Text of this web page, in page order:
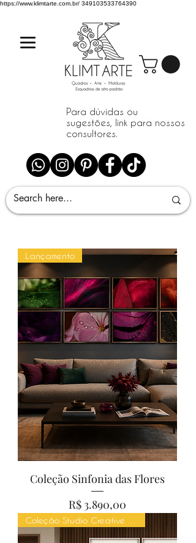
https://www.klimtarte.com.br/ 349103533764390
Para dúvidas ou
sugestões, link para nossos
consultores.
Lançamento
Coleção Sinfonia das Flores
Preço
R$ 3.890,00